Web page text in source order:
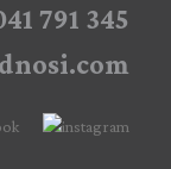
791 345